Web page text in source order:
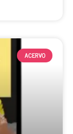
ACERVO